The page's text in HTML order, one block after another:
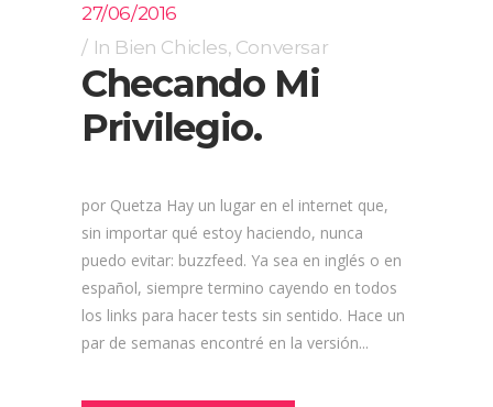
27/06/2016
In Bien Chicles, Conversar
Checando Mi
Privilegio.
por Quetza Hay un lugar en el internet que,
sin importar qué estoy haciendo, nunca
puedo evitar: buzzfeed. Ya sea en inglés o en
español, siempre termino cayendo en todos
los links para hacer tests sin sentido. Hace un
par de semanas encontré en la versión...